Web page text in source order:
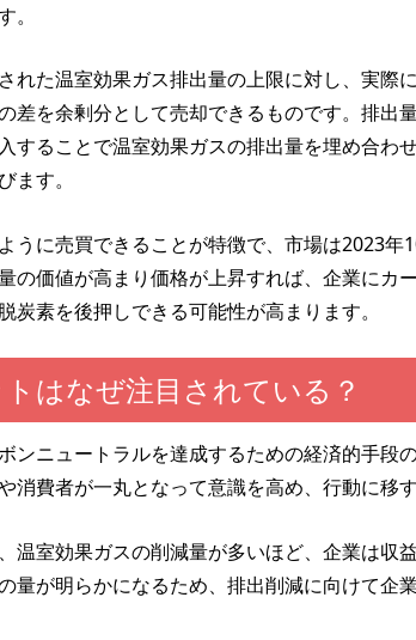
。
れた温室効果ガス排出量の上限に対し、実際
差を余剰分として売却できるものです。排出
することで温室効果ガスの排出量を埋め合わ
ます。
うに売買できることが特徴で、市場は2023年
の価値が高まり価格が上昇すれば、企業にカ
炭素を後押しできる可能性が高まります。
はなぜ注目されている？
ンニュートラルを達成するための経済的手段
消費者が一丸となって意識を高め、行動に移
温室効果ガスの削減量が多いほど、企業は収
量が明らかになるため、排出削減に向けて企